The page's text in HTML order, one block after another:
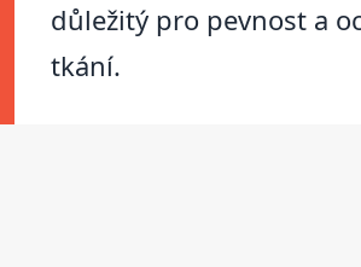
důležitý pro pevnost a
tkání.